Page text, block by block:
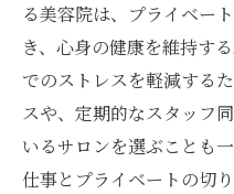
る美容院は、プライベー
き、心身の健康を維持す
でのストレスを軽減する
スや、定期的なスタッフ
いるサロンを選ぶことも
仕事とプライベートの切